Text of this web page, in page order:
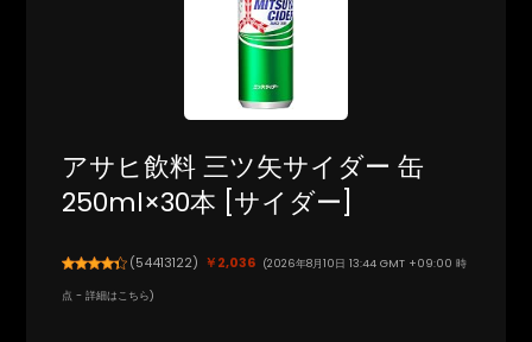
アサヒ飲料 三ツ矢サイダー 缶
250ml×30本 [サイダー]
(54413122) ￥2,036 (2026年8月10日 13:44 GMT +09:00 時
点 -詳細はこちら)